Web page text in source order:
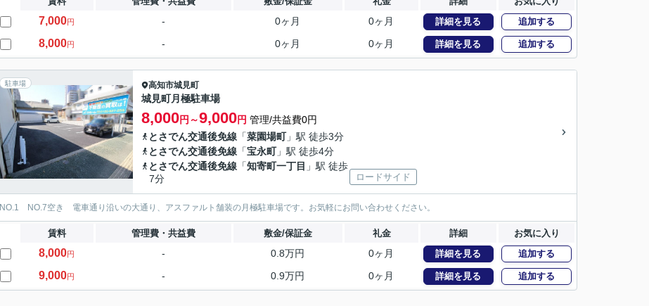
7,000円 - 0ヶ月 0ヶ月 詳細を見る 追加する
8,000円 - 0ヶ月 0ヶ月 詳細を見る 追加する
駐車場 高知市城見町
城見町月極駐車場
8,000円～9,000円 管理/共益費0円
とさでん交通後免線 「菜園場町」駅 徒歩3分
とさでん交通後免線 「宝永町」駅 徒歩4分
とさでん交通後免線 「知寄町一丁目 」駅 徒歩
7分
ロードサイド
NO.1 NO.7空き 電車通り沿いの大通り、アスファルト舗装の月極駐車場です。お気軽にお問い合わせください。
賃料 管理費・共益費 敷金/保証金 礼金 詳細 お気に入り
8,000円 - 0.8万円 0ヶ月 詳細を見る 追加する
9,000円 - 0.9万円 0ヶ月 詳細を見る 追加する